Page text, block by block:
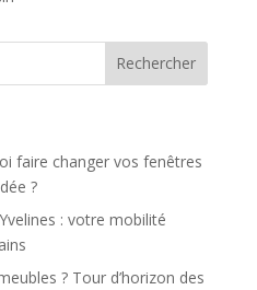
faire changer vos fenêtres
?
: votre mobilité
? Tour d’horizon des